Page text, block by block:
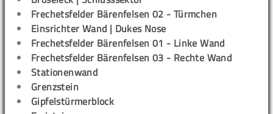
Frechetsfelder Bärenfelsen 02 - Türmchen
Einsrichter Wand | Dukes Nose
Frechetsfelder Bärenfelsen 01 - Linke Wand
Frechetsfelder Bärenfelsen 03 - Rechte Wand
Stationenwand
Grenzstein
Gipfelstürmerblock